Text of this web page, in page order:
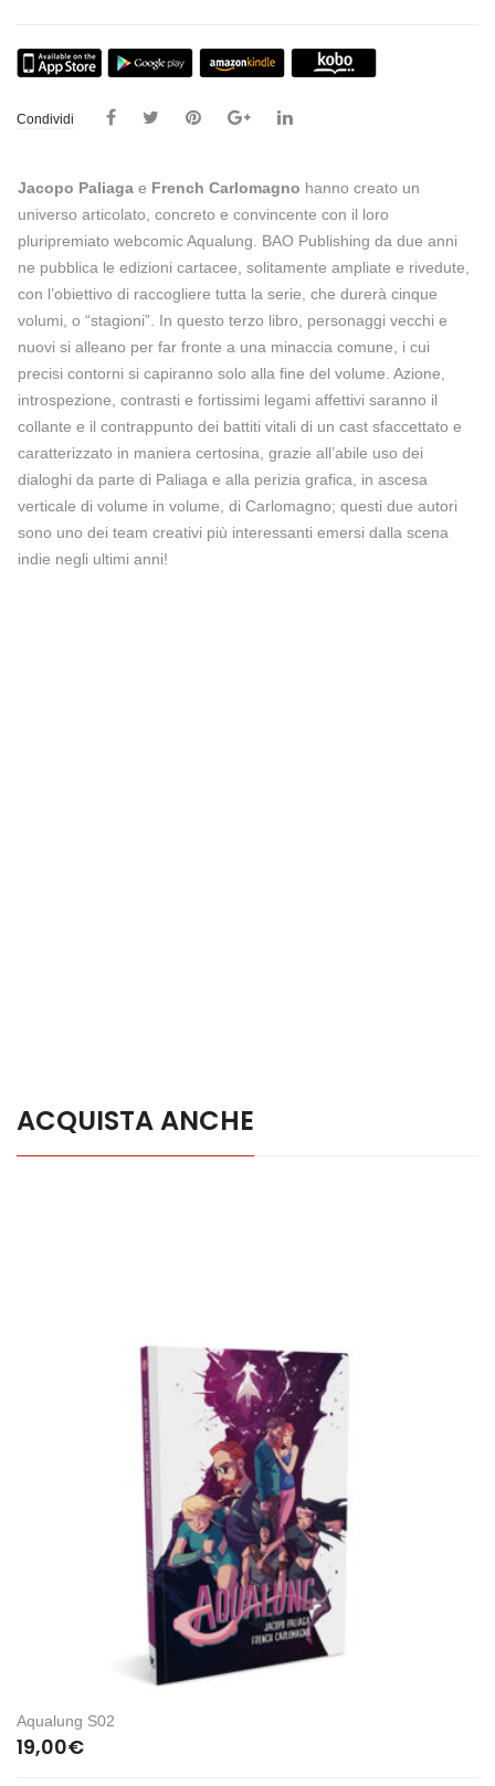
Condividi
Jacopo Paliaga e French Carlomagno hanno creato un
universo articolato, concreto e convincente con il loro
pluripremiato webcomic Aqualung. BAO Publishing da due anni
ne pubblica le edizioni cartacee, solitamente ampliate e rivedute,
con l’obiettivo di raccogliere tutta la serie, che durerà cinque
volumi, o “stagioni”. In questo terzo libro, personaggi vecchi e
nuovi si alleano per far fronte a una minaccia comune, i cui
precisi contorni si capiranno solo alla fine del volume. Azione,
introspezione, contrasti e fortissimi legami affettivi saranno il
collante e il contrappunto dei battiti vitali di un cast sfaccettato e
caratterizzato in maniera certosina, grazie all’abile uso dei
dialoghi da parte di Paliaga e alla perizia grafica, in ascesa
verticale di volume in volume, di Carlomagno; questi due autori
sono uno dei team creativi più interessanti emersi dalla scena
indie negli ultimi anni!
ACQUISTA ANCHE
Aqualung S02
19,00€